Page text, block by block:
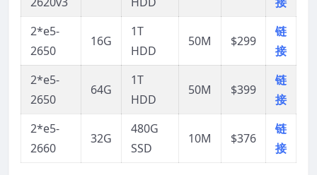
2*e5-
2650
16G
1T
HDD
50M $299
链
接
2*e5-
2650
64G
1T
HDD
50M $399
链
接
2*e5-
2660
32G
480G
SSD
10M $376
链
接